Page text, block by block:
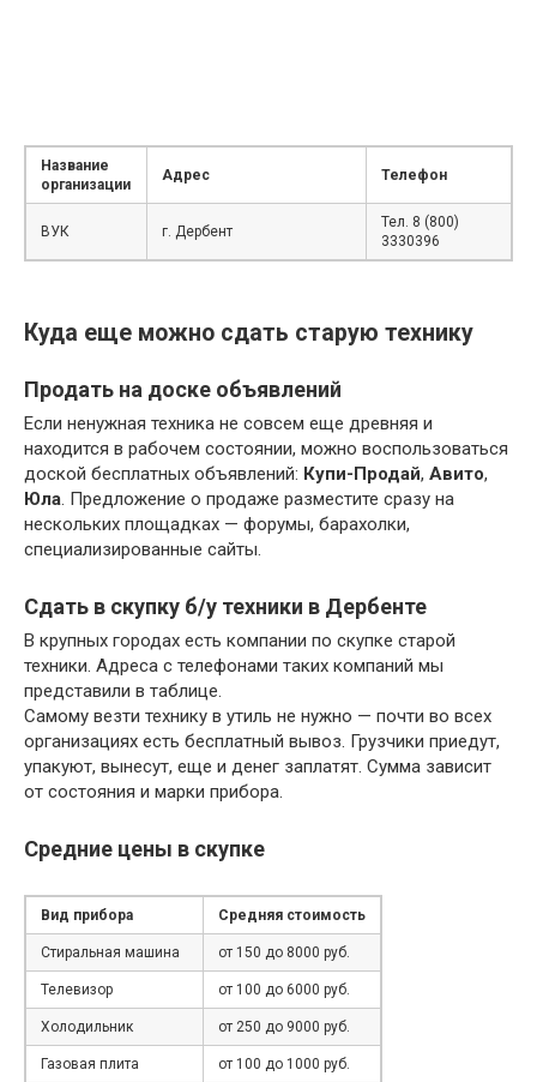
Название
организации
Адрес Телефон
ВУК г. Дербент
Тел. 8 (800)
3330396
Куда еще можно сдать старую технику
Продать на доске объявлений
Если ненужная техника не совсем еще древняя и
находится в рабочем состоянии, можно воспользоваться
доской бесплатных объявлений: Купи-Продай, Авито,
Юла. Предложение о продаже разместите сразу на
нескольких площадках — форумы, барахолки,
специализированные сайты.
Сдать в скупку б/у техники в Дербенте
В крупных городах есть компании по скупке старой
техники. Адреса с телефонами таких компаний мы
представили в таблице.
Самому везти технику в утиль не нужно — почти во всех
организациях есть бесплатный вывоз. Грузчики приедут,
упакуют, вынесут, еще и денег заплатят. Сумма зависит
от состояния и марки прибора.
Средние цены в скупке
Вид прибора Средняя стоимость
Стиральная машина от 150 до 8000 руб.
Телевизор от 100 до 6000 руб.
Холодильник от 250 до 9000 руб.
Газовая плита от 100 до 1000 руб.